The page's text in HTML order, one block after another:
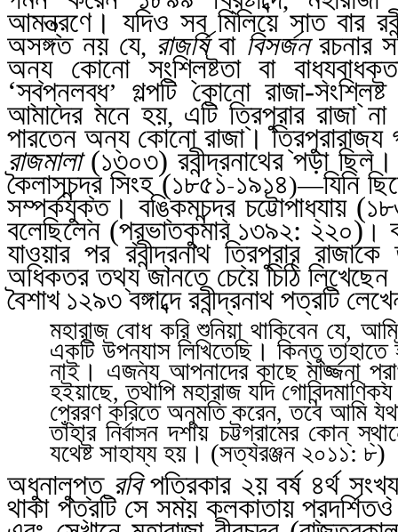
আমন্ত্রণে। যদিও সব মিলিয়ে সাত বার
অসঙ্গত নয় যে, রাজর্ষিবা বিসর্জনরচনার
অন্য কোনো সংশ্লিষ্টতা বা
‘স্বপ্নলব্ধ’ গল্পটি কোনো রাজা-
আমাদের মনে হয়, এটি ত্রিপুরার রাজা
পারতেন অন্য কোনো রাজা। ত্রিপুরারাজ্য
রাজমালা(১৩০৩) রবীন্দ্রনাথের পড়া
কৈলাসচন্দ্র সিংহ (১৮৫১-১৯১৪)—যিনি
সম্পর্কযুক্ত। বঙ্কিমচন্দ্র চট্টোপাধ্যায়
বলেছিলেন (প্রভাতকুমার ১৩৯২: ২২০)।
যাওয়ার পর রবীন্দ্রনাথ ত্রিপুরার
অধিকতর তথ্য জানতে চেয়ে চিঠি
বৈশাখ ১২৯৩ বঙ্গাব্দে রবীন্দ্রনাথ পত্রটি
মহারাজ বোধ করি শুনিয়া থাকিবেন যে, আমি
একটি উপন্যাস লিখিতেছি। কিন্তু তাহাতে
নাই। এজন্য আপনাদের কাছে মার্জ্জনা
হইয়াছে,তথাপি মহারাজ যদি
প্রেরণ করিতে অনুমতি করেন,তবে আমি
তাঁহার নির্বাসন দশায় চট্টগ্রামের কোন্
যথেষ্ট সাহায্য হয়। (সত্যরঞ্জন ২০১১: ৮)
অধুনালুপ্ত রবিপত্রিকার ২য় বর্ষ ৪র্থ
থাকা পত্রটি সে সময় কলকাতায়